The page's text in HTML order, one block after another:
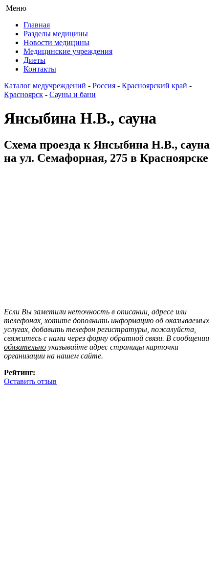
Меню
Главная
Разделы медицины
Новости медицины
Медицинские учреждения
Диеты
Контакты
Каталог медучреждений - Россия - Красноярский край -
Красноярск - Сауны и бани
Янсыбина Н.В., сауна
Схема проезда к Янсыбина Н.В., сауна
на ул. Семафорная, 275 в Красноярске
Если Вы заметили неточность в описании, адресе или
телефонах, хотите дополнить информацию об оказываемых
услугах, добавить телефон регистратуры, пожалуйста,
свяжитесь с нами через форму обратной связи. В сообщении
обязательно указывайте адрес страницы карточки
организации на нашем сайте.
Рейтинг:
Оставить отзыв